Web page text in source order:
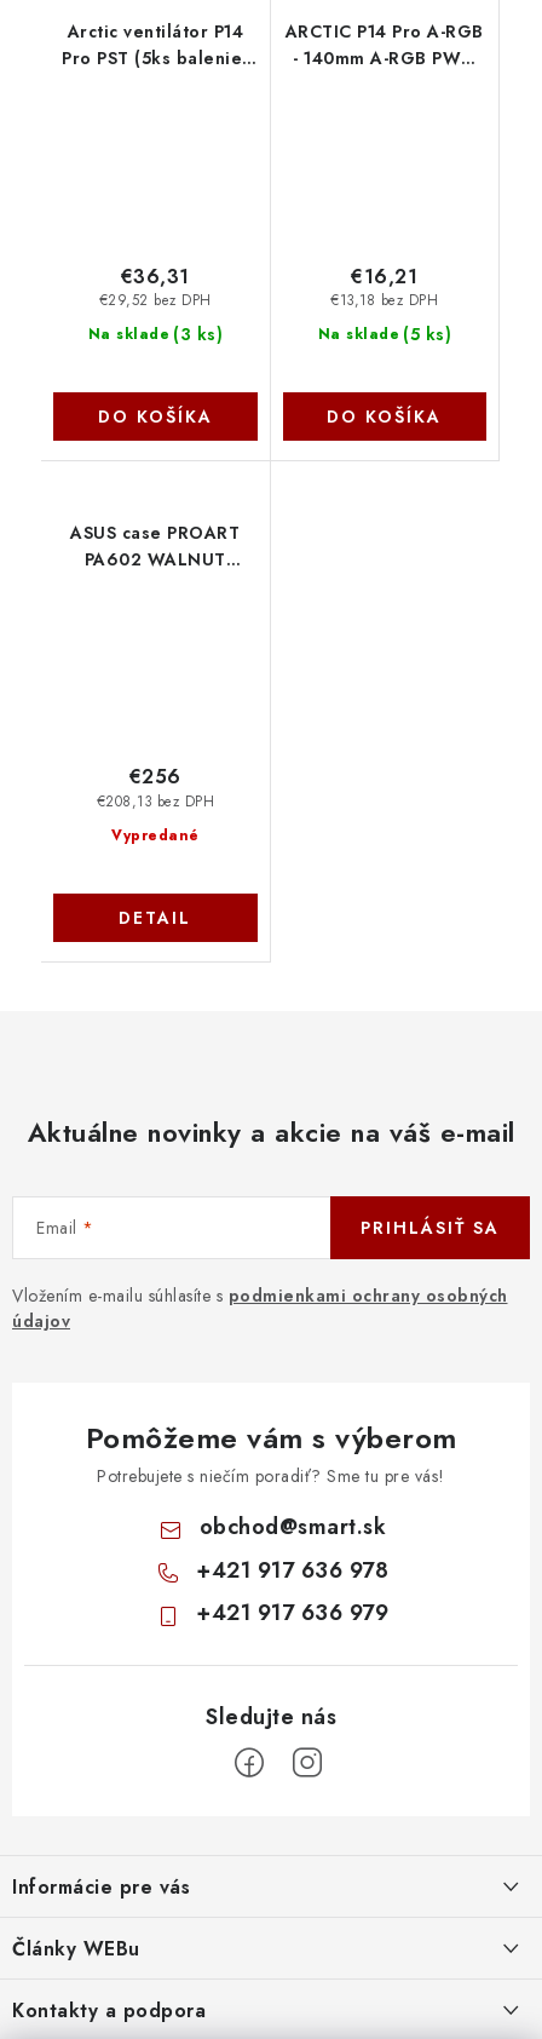
Arctic ventilátor P14
Pro PST (5ks balenie)
Na sklade (3 ks)
€29,52 bez DPH
€36,31
DO KOŠÍKA
ARCTIC P14 Pro A-RGB
- 140mm A-RGB PWM
Na sklade (5 ks)
€13,18 bez DPH
€16,21
DO KOŠÍKA
ASUS case PROART
PA602 WALNUT
Vypredané
€208,13 bez DPH
€256
DETAIL
Aktuálne novinky a akcie na váš e-mail
Email
Vložením e-mailu súhlasíte s podmienkami ochrany osobných
údajov
PRIHLÁSIŤ SA
Pomôžeme vám s výberom
Potrebujete s niečím poradiť? Sme tu pre vás!
obchod@smart.sk
+421 917 636 978
+421 917 636 979
p
ä
Informácie pre vás
Obchodné podmienky
Moja objednávka
Články WEBu
Dôležité oznamy
16.6.2026
Kontakty a podpora